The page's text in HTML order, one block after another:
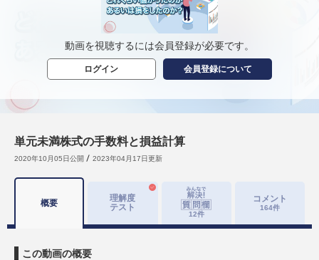
動画を視聴するには会員登録が必要です。
ログイン 会員登録について
単元未満株式の手数料と損益計算
2020年10月05日公開 2023年04月17日更新
概要
理解度
テスト
12件
コメント
164件
この動画の概要